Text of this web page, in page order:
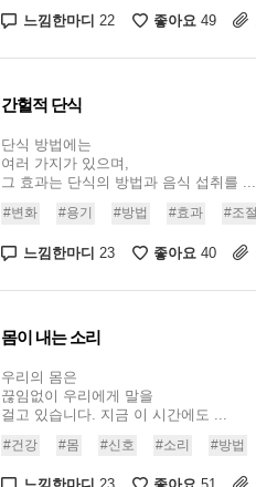
느낌한마디 22 좋아요 49
간헐적 단식
단식 방법에는
여러 가지가 있으며,
그 효과는 단식의 방법과 음식 섭취를 ...
#변화 #용기 #방법 #효과 #조절
느낌한마디 23 좋아요 40
몸이 내는 소리
우리의 몸은
끊임없이 우리에게 말을
걸고 있습니다. 지금 이 시간에도 ...
#건강 #몸 #신호 #소리 #방법